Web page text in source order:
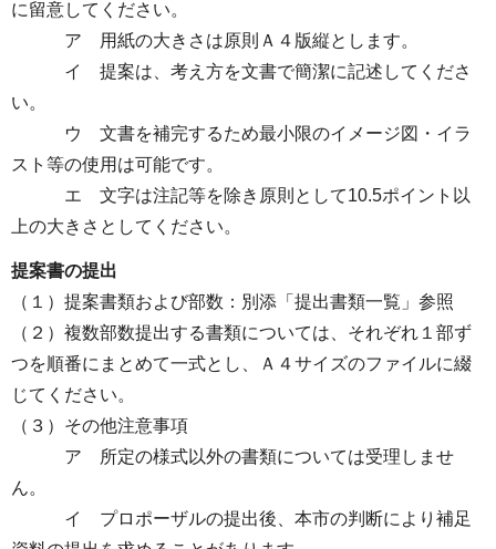
に留意してください。
ア 用紙の大きさは原則Ａ４版縦とします。
イ 提案は、考え方を文書で簡潔に記述してくださ
い。
ウ 文書を補完するため最小限のイメージ図・イラ
スト等の使用は可能です。
エ 文字は注記等を除き原則として10.5ポイント以
上の大きさとしてください。
提案書の提出
（１）提案書類および部数：別添「提出書類一覧」参照
（２）複数部数提出する書類については、それぞれ１部ず
つを順番にまとめて一式とし、Ａ４サイズのファイルに綴
じてください。
（３）その他注意事項
ア 所定の様式以外の書類については受理しませ
ん。
イ プロポーザルの提出後、本市の判断により補足